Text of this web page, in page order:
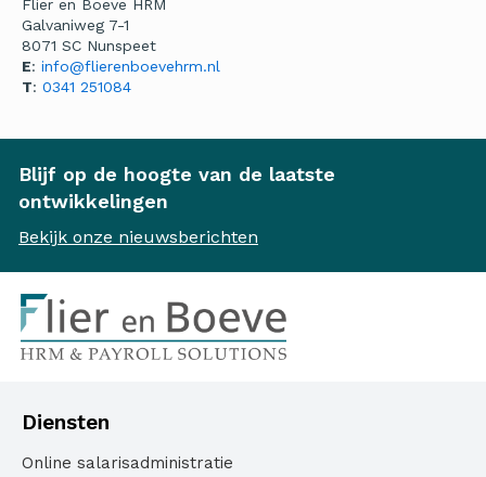
Flier en Boeve HRM
Galvaniweg 7-1
8071 SC Nunspeet
E: info@flierenboevehrm.nl
T: 0341 251084
Blijf op de hoogte van de laatste
ontwikkelingen
Bekijk onze nieuwsberichten
Diensten
Online salarisadministratie